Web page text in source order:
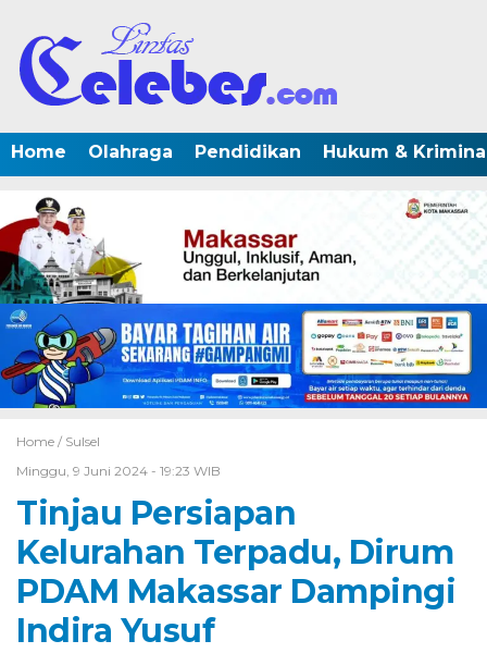
Home Olahraga Pendidikan Hukum &
Home / Sulsel
Minggu, 9 Juni 2024 - 19:23 WIB
Tinjau Persiapan
Kelurahan Terpadu, Dirum
PDAM Makassar Dampingi
Indira Yusuf